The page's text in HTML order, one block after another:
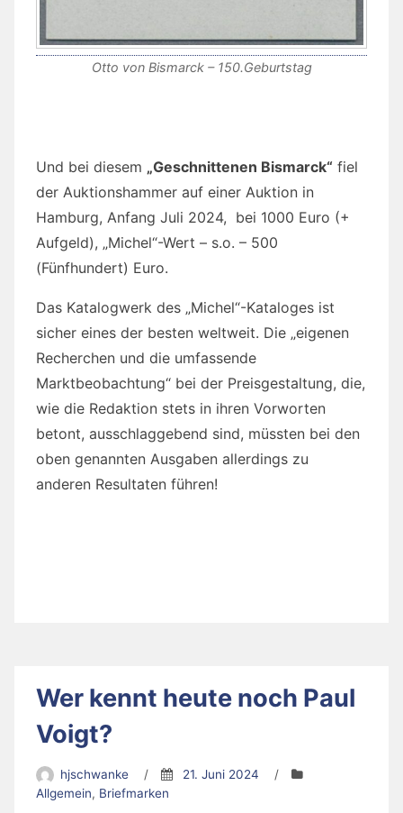
Otto von Bismarck – 150.Geburtstag
Und bei diesem „Geschnittenen Bismarck“ fiel
der Auktionshammer auf einer Auktion in
Hamburg, Anfang Juli 2024, bei 1000 Euro (+
Aufgeld), „Michel“-Wert – s.o. – 500
(Fünfhundert) Euro.
Das Katalogwerk des „Michel“-Kataloges ist
sicher eines der besten weltweit. Die „eigenen
Recherchen und die umfassende
Marktbeobachtung“ bei der Preisgestaltung, die,
wie die Redaktion stets in ihren Vorworten
betont, ausschlaggebend sind, müssten bei den
oben genannten Ausgaben allerdings zu
anderen Resultaten führen!
Wer kennt heute noch Paul
Voigt?
hjschwanke / 21. Juni 2024
/
Allgemein, Briefmarken